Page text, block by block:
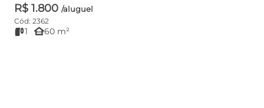
R$ 1.800 /aluguel
Cód: 2362
1 other_houses60 m²